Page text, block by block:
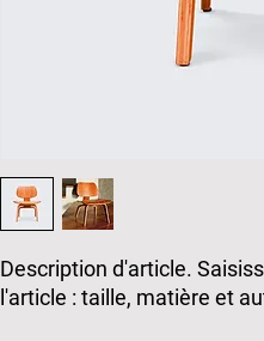
Description d'article.
l'article : taille, matière et